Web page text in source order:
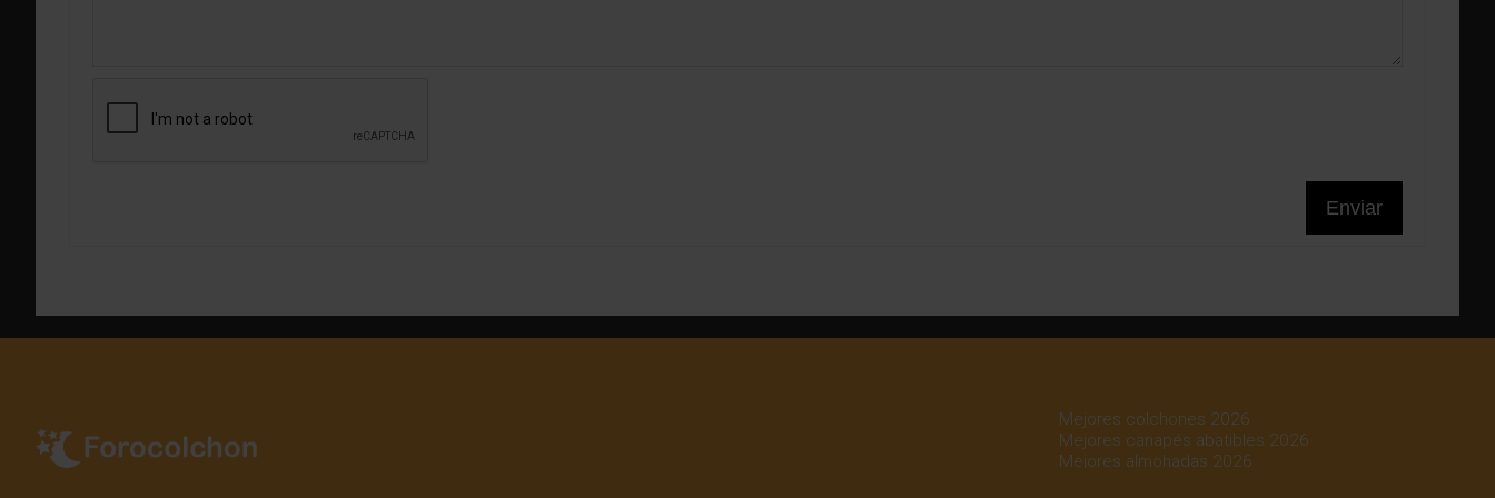
Enviar
Mejores colchones 2026
Mejores canapés abatibles 2026
Mejores almohadas 2026